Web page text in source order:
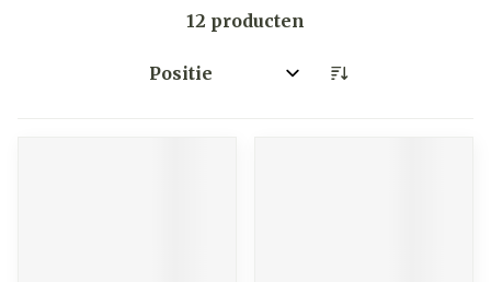
12 producten
Sorteer op: